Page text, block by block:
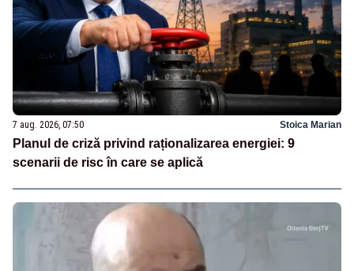
7 aug. 2026, 07:50 Stoica Marian
Planul de criză privind raționalizarea energiei: 9
scenarii de risc în care se aplică